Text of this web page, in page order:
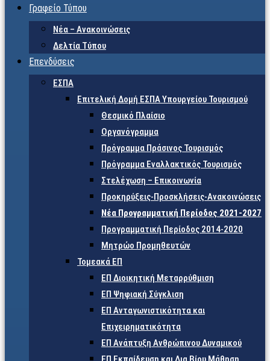
Γραφείο Τύπου
Νέα – Ανακοινώσεις
Δελτία Τύπου
Επενδύσεις
ΕΣΠΑ
Επιτελική Δομή ΕΣΠΑ Υπουργείου Τουρισμού
Θεσμικό Πλαίσιο
Οργανόγραμμα
Πρόγραμμα Πράσινος Τουρισμός
Πρόγραμμα Εναλλακτικός Τουρισμός
Στελέχωση – Επικοινωνία
Προκηρύξεις-Προσκλήσεις-Ανακοινώσεις
Νέα Προγραμματική Περίοδος 2021-2027
Προγραμματική Περίοδος 2014-2020
Μητρώο Προμηθευτών
Τομεακά ΕΠ
ΕΠ Διοικητική Μεταρρύθμιση
ΕΠ Ψηφιακή Σύγκλιση
ΕΠ Ανταγωνιστικότητα και
Επιχειρηματικότητα
ΕΠ Ανάπτυξη Ανθρώπινου Δυναμικού